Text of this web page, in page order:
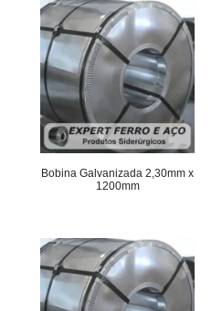
Bobina Galvanizada 2,30mm x
1200mm